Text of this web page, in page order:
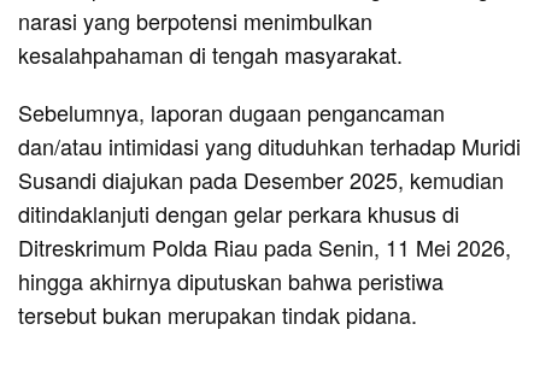
narasi yang berpotensi menimbulkan
kesalahpahaman di tengah masyarakat.
Sebelumnya, laporan dugaan pengancaman
dan/atau intimidasi yang dituduhkan terhadap Muridi
Susandi diajukan pada Desember 2025, kemudian
ditindaklanjuti dengan gelar perkara khusus di
Ditreskrimum Polda Riau pada Senin, 11 Mei 2026,
hingga akhirnya diputuskan bahwa peristiwa
tersebut bukan merupakan tindak pidana.